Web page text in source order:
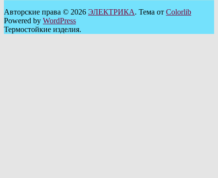
Авторские права © 2026 ЭЛЕКТРИКА. Тема от Colorlib
Powered by WordPress
Термостойкие изделия.